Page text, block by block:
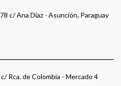
c/ Ana Diaz - Asunción, Paraguay
Rca. de Colombia - Mercado 4